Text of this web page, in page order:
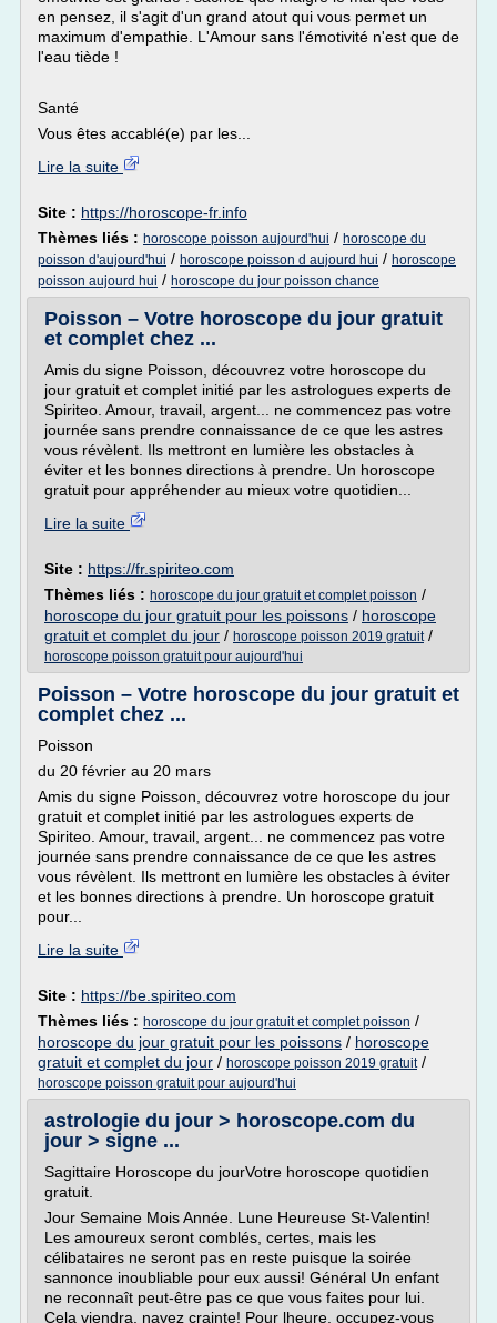
en pensez, il s'agit d'un grand atout qui vous permet un
maximum d'empathie. L'Amour sans l'émotivité n'est que de
l'eau tiède !
Santé
Vous êtes accablé(e) par les...
Lire la suite
Site : https://horoscope-fr.info
Thèmes liés : horoscope poisson aujourd'hui / horoscope du
poisson d'aujourd'hui / horoscope poisson d aujourd hui / horoscope
poisson aujourd hui / horoscope du jour poisson chance
Poisson – Votre horoscope du jour gratuit
et complet chez ...
Amis du signe Poisson, découvrez votre horoscope du
jour gratuit et complet initié par les astrologues experts de
Spiriteo. Amour, travail, argent... ne commencez pas votre
journée sans prendre connaissance de ce que les astres
vous révèlent. Ils mettront en lumière les obstacles à
éviter et les bonnes directions à prendre. Un horoscope
gratuit pour appréhender au mieux votre quotidien...
Lire la suite
Site : https://fr.spiriteo.com
Thèmes liés : horoscope du jour gratuit et complet poisson /
horoscope du jour gratuit pour les poissons / horoscope
gratuit et complet du jour / horoscope poisson 2019 gratuit/
horoscope poisson gratuit pour aujourd'hui
Poisson – Votre horoscope du jour gratuit et
complet chez ...
Poisson
du 20 février au 20 mars
Amis du signe Poisson, découvrez votre horoscope du jour
gratuit et complet initié par les astrologues experts de
Spiriteo. Amour, travail, argent... ne commencez pas votre
journée sans prendre connaissance de ce que les astres
vous révèlent. Ils mettront en lumière les obstacles à éviter
et les bonnes directions à prendre. Un horoscope gratuit
pour...
Lire la suite
Site : https://be.spiriteo.com
Thèmes liés : horoscope du jour gratuit et complet poisson /
horoscope du jour gratuit pour les poissons / horoscope
gratuit et complet du jour / horoscope poisson 2019 gratuit/
horoscope poisson gratuit pour aujourd'hui
astrologie du jour > horoscope.com du
jour > signe ...
Sagittaire Horoscope du jourVotre horoscope quotidien
gratuit.
Jour Semaine Mois Année. Lune Heureuse St-Valentin!
Les amoureux seront comblés, certes, mais les
célibataires ne seront pas en reste puisque la soirée
sannonce inoubliable pour eux aussi! Général Un enfant
ne reconnaît peut-être pas ce que vous faites pour lui.
Cela viendra, nayez crainte! Pour lheure, occupez-vous